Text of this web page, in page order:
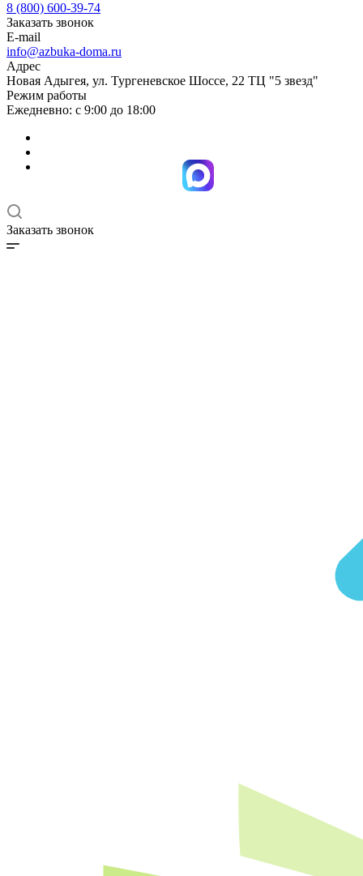
8 (800) 600-39-74
Заказать звонок
E-mail
info@azbuka-doma.ru
Адрес
Новая Адыгея, ул. Тургеневское Шоссе, 22 ТЦ "5 звезд"
Режим работы
Ежедневно: с 9:00 до 18:00
Заказать звонок